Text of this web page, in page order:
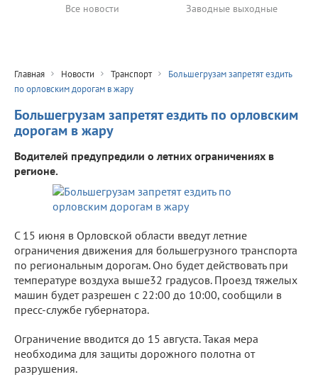
Все новости Заводные выходные
Главная Новости Транспорт
Большегрузам запретят ездить
по орловским дорогам в жару
Большегрузам запретят ездить по орловским
дорогам в жару
Водителей предупредили о летних ограничениях в
регионе.
С 15 июня в Орловской области введут летние
ограничения движения для большегрузного транспорта
по региональным дорогам. Оно будет действовать при
температуре воздуха выше32 градусов. Проезд тяжелых
машин будет разрешен с 22:00 до 10:00, сообщили в
пресс-службе губернатора.
Ограничение вводится до 15 августа. Такая мера
необходима для защиты дорожного полотна от
разрушения.